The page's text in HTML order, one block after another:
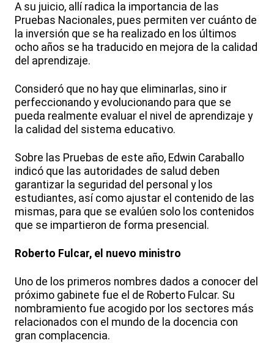
A su juicio, allí radica la importancia de las
Pruebas Nacionales, pues permiten ver cuánto de
la inversión que se ha realizado en los últimos
ocho años se ha traducido en mejora de la calidad
del aprendizaje.
Consideró que no hay que eliminarlas, sino ir
perfeccionando y evolucionando para que se
pueda realmente evaluar el nivel de aprendizaje y
la calidad del sistema educativo.
Sobre las Pruebas de este año, Edwin Caraballo
indicó que las autoridades de salud deben
garantizar la seguridad del personal y los
estudiantes, así como ajustar el contenido de las
mismas, para que se evalúen solo los contenidos
que se impartieron de forma presencial.
Roberto Fulcar, el nuevo ministro
Uno de los primeros nombres dados a conocer del
próximo gabinete fue el de Roberto Fulcar. Su
nombramiento fue acogido por los sectores más
relacionados con el mundo de la docencia con
gran complacencia.